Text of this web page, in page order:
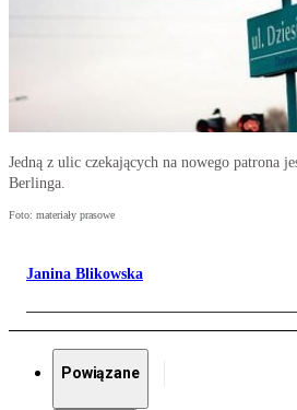
Jedną z ulic czekających na nowego patrona
Berlinga.
Foto: materiały prasowe
Janina Blikowska
Powiązane